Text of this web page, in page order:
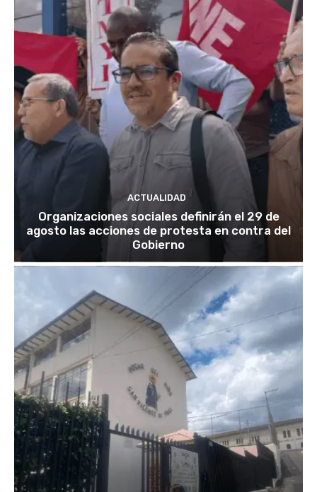
ACTUALIDAD
Organizaciones sociales definirán el 29 de
agosto las acciones de protesta en contra del
Gobierno